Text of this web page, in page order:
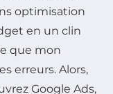
optimisation
en un clin
que mon
erreurs. Alors,
Google Ads,